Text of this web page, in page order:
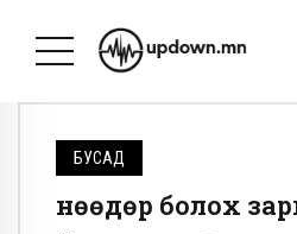
БУСАД
Өнөөдөр болох